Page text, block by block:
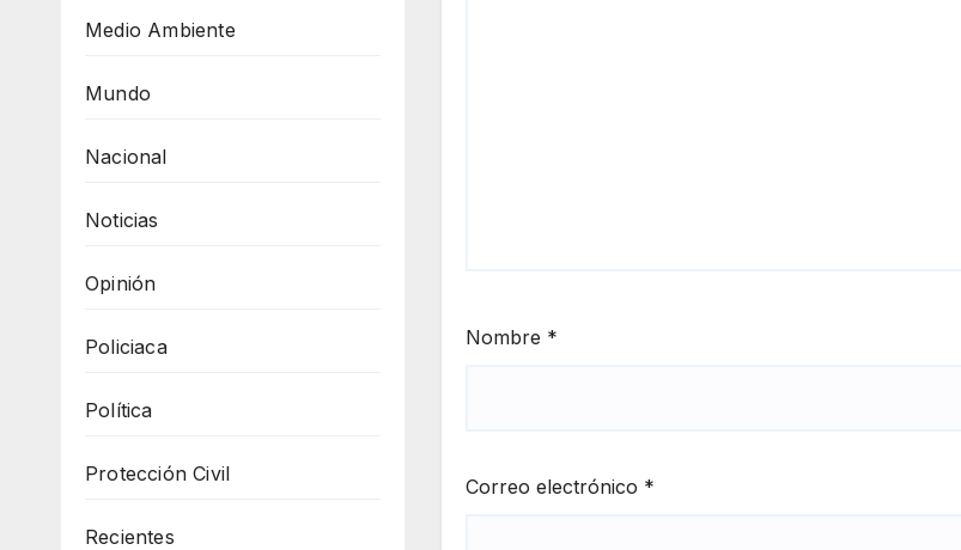
Medio Ambiente
Mundo
Nacional
Noticias
Opinión
Policiaca
Política
Protección Civil
Recientes
Nombre *
Correo electrónico *